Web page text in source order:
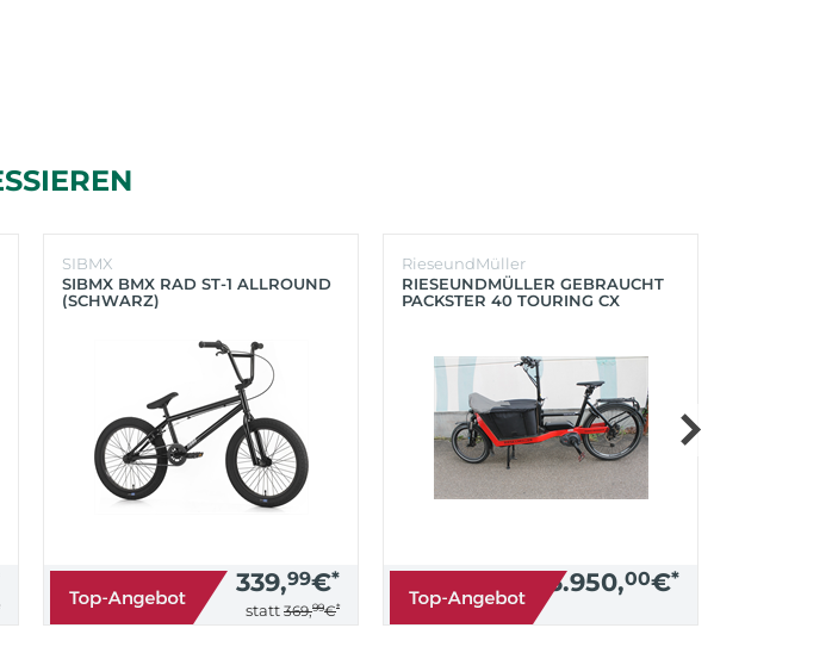
SIBMX
SIBMX BMX RAD ST-1 ALLROUND
(SCHWARZ)
339,99€*
statt 369,99€*
RieseundMüller
RIESEUNDMÜLLER GEBRAUCHT
PACKSTER 40 TOURING CX
3.950,00€*